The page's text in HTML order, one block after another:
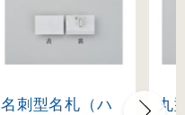
名刺型名札（ハ
丸